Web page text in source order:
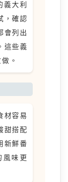
大利
，確認
會列出
這些義
。
材容易
甜搭配
新鮮番
味更